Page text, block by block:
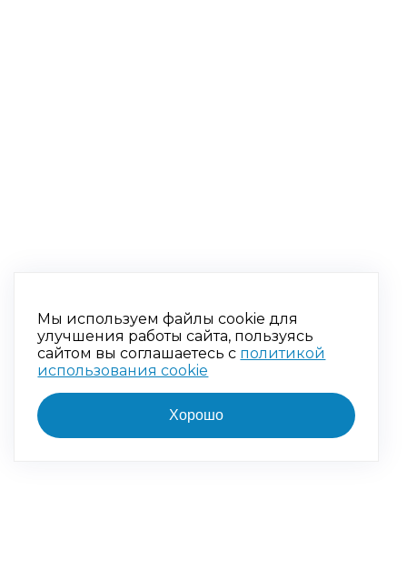
Мы используем файлы cookie для
улучшения работы сайта, пользуясь
сайтом вы соглашаетесь с политикой
использования cookie
Хорошо